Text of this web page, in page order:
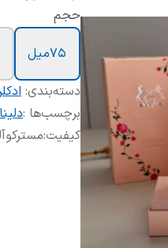
حجم
75میل
دسته‌بندی:
برچسب‌ها :
کیفیت: